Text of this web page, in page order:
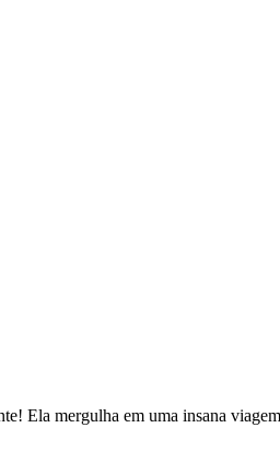
Ela mergulha em uma insana